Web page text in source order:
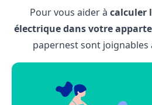
Pour vous aider àcalculer
électrique dans votre
papernest sont